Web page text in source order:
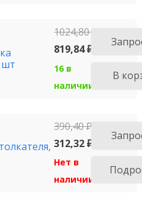
шт
1024,80₽
819,84₽
16 в
наличии
В
390,40₽
312,32₽
Нет в
наличии